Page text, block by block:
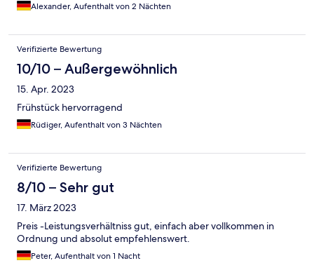
Alexander, Aufenthalt von 2 Nächten
Verifizierte Bewertung
10/10 – Außergewöhnlich
15. Apr. 2023
Frühstück hervorragend
Rüdiger, Aufenthalt von 3 Nächten
Verifizierte Bewertung
8/10 – Sehr gut
17. März 2023
Preis -Leistungsverhältniss gut, einfach aber vollkommen in
Ordnung und absolut empfehlenswert.
Peter, Aufenthalt von 1 Nacht